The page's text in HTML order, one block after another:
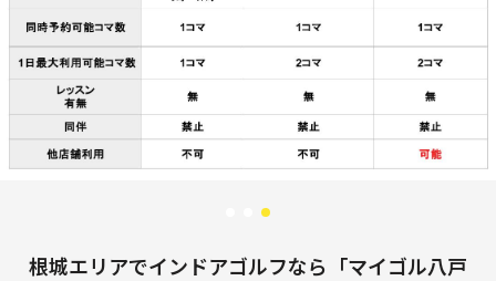
根城エリアでインドアゴルフなら「マイゴル八戸